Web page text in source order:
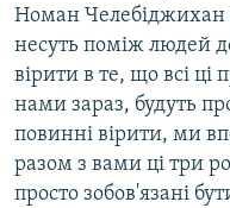
Номан Челебіджихан
несуть поміж людей
вірити в те, що всі ці
нами зараз, будуть
повинні вірити, ми
разом з вами ці три
просто зобов'язані